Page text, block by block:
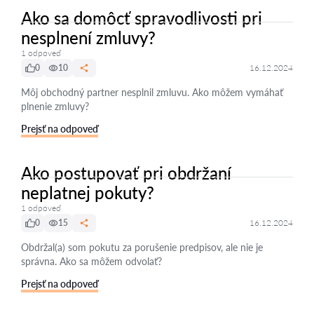
Ako sa domôcť spravodlivosti pri
nesplnení zmluvy?
1 odpoveď
0
10 16.12.2024
Môj obchodný partner nesplnil zmluvu. Ako môžem vymáhať
plnenie zmluvy?
Prejsť na odpoveď
Ako postupovať pri obdržaní
neplatnej pokuty?
1 odpoveď
0
15 16.12.2024
Obdržal(a) som pokutu za porušenie predpisov, ale nie je
správna. Ako sa môžem odvolať?
Prejsť na odpoveď